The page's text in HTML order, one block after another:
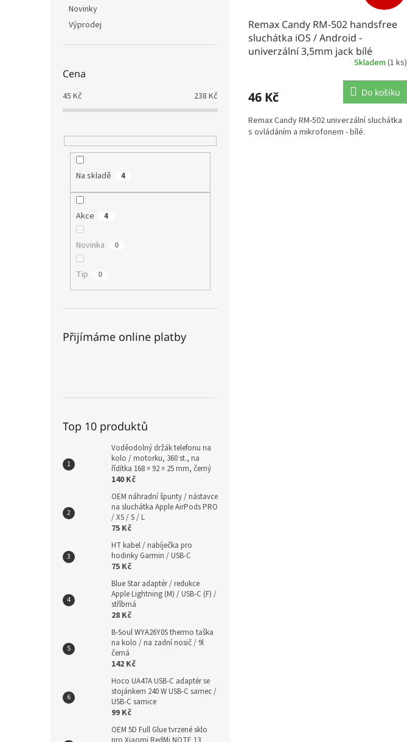
Novinky
Výprodej
Cena
45 Kč 238 Kč
Na skladě 4
Akce 4
Novinka 0
Tip 0
Přijímáme online platby
Top 10 produktů
Voděodolný držák telefonu na
kolo / motorku, 360 st., na
řídítka 168 × 92 × 25 mm, černý
140 Kč
OEM náhradní špunty / nástavce
na sluchátka Apple AirPods PRO
/ XS / S / L
75 Kč
HT kabel / nabíječka pro
hodinky Garmin / USB-C
75 Kč
Blue Star adaptér / redukce
Apple Lightning (M) / USB-C (F) /
stříbrná
28 Kč
B-Soul WYA26Y0S thermo taška
na kolo / na zadní nosič / 9l
černá
142 Kč
Hoco UA47A USB-C adaptér se
stojánkem 240 W USB-C samec /
USB-C samice
99 Kč
OEM 5D Full Glue tvrzené sklo
Remax Candy RM-502 handsfree
sluchátka iOS / Android -
univerzální 3,5mm jack bílé
Skladem (1 ks)
46 Kč Do košíku
Remax Candy RM-502 univerzální sluchátka
s ovládáním a mikrofonem - bílé.